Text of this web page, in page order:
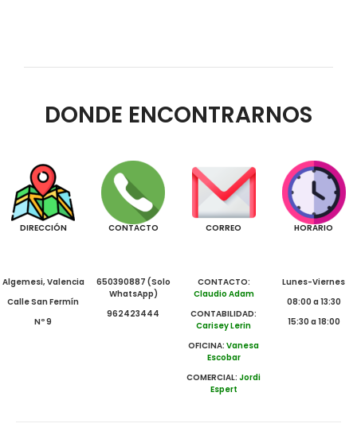
DONDE ENCONTRARNOS
DIRECCIÓN
Algemesi, Valencia
Calle San Fermín
Nº 9
CONTACTO
650390887 (Solo
WhatsApp)
962423444
CORREO
CONTACTO:
Claudio Adam
CONTABILIDAD:
Carisey Lerin
OFICINA:Vanesa
Escobar
COMERCIAL:Jordi
Espert
HORARIO
Lunes-Viernes
08:00 a 13:30
15:30 a 18:00